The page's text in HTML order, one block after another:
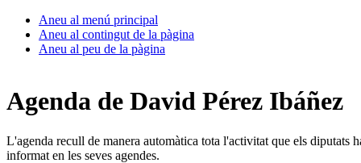
Aneu al menú principal
Aneu al contingut de la pàgina
Aneu al peu de la pàgina
Agenda de David Pérez Ibáñez
L'agenda recull de manera automàtica tota l'activitat que els diputats
informat en les seves agendes.